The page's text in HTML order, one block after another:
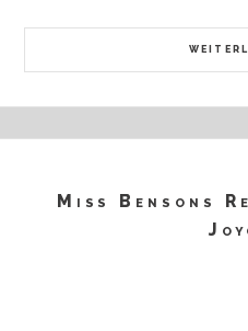
Miss Bensons